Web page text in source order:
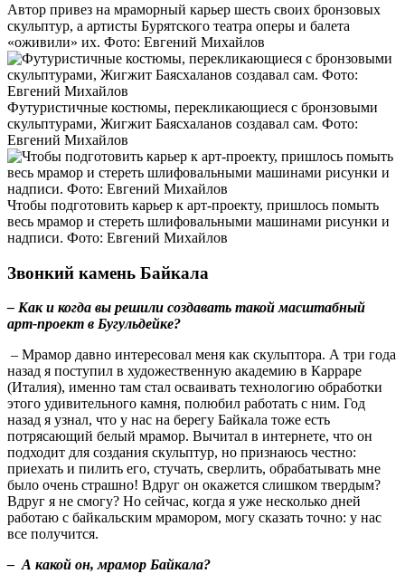
Автор привез на мраморный карьер шесть своих бронзовых
скульптур, а артисты Бурятского театра оперы и балета
«оживили» их. Фото: Евгений Михайлов
Футуристичные костюмы, перекликающиеся с бронзовыми
скульптурами, Жигжит Баясхаланов создавал сам. Фото:
Евгений Михайлов
Чтобы подготовить карьер к арт-проекту, пришлось помыть
весь мрамор и стереть шлифовальными машинами рисунки и
надписи. Фото: Евгений Михайлов
Звонкий камень Байкала
– Как и когда вы решили создавать такой масштабный
арт-проект в Бугульдейке?
– Мрамор давно интересовал меня как скульптора. А три года
назад я поступил в художественную академию в Карраре
(Италия), именно там стал осваивать технологию обработки
этого удивительного камня, полюбил работать с ним. Год
назад я узнал, что у нас на берегу Байкала тоже есть
потрясающий белый мрамор. Вычитал в интернете, что он
подходит для создания скульптур, но признаюсь честно:
приехать и пилить его, стучать, сверлить, обрабатывать мне
было очень страшно! Вдруг он окажется слишком твердым?
Вдруг я не смогу? Но сейчас, когда я уже несколько дней
работаю с байкальским мрамором, могу сказать точно: у нас
все получится.
– А какой он, мрамор Байкала?